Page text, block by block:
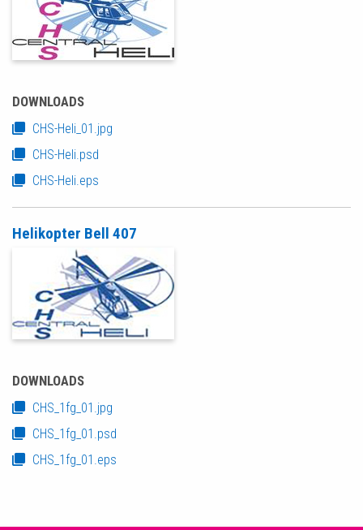
DOWNLOADS
CHS-Heli_01.jpg
CHS-Heli.psd
CHS-Heli.eps
Helikopter Bell 407
DOWNLOADS
CHS_1fg_01.jpg
CHS_1fg_01.psd
CHS_1fg_01.eps